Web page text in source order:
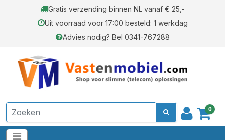
Gratis verzending binnen NL vanaf € 25,-
Uit voorraad voor 17:00 besteld: 1 werkdag
Advies nodig? Bel 0341-767288
0